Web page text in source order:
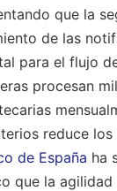
que la
de las
para el flujo
procesan
reduce
de España ha
que la